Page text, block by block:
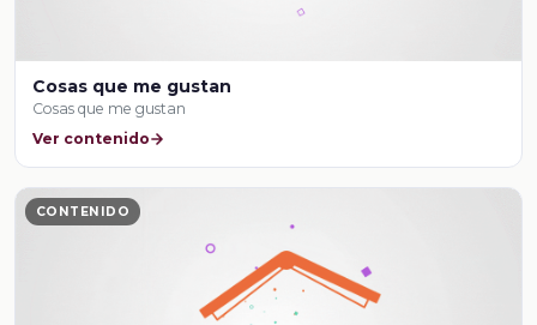
Cosas que me gustan
Cosas que me gustan
Ver contenido
CONTENIDO